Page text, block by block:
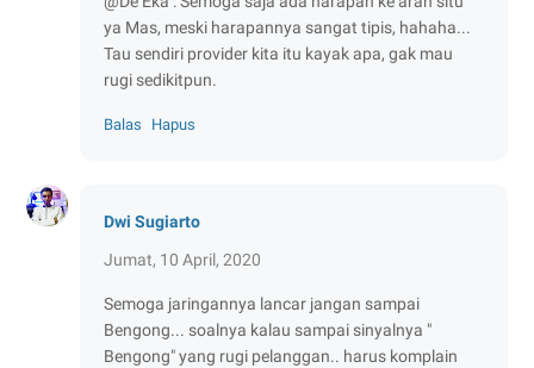
ya Mas, meski harapannya sangat tipis, hahaha...
Tau sendiri provider kita itu kayak apa, gak mau
rugi sedikitpun.
Balas Hapus
Dwi Sugiarto
Jumat, 10 April, 2020
Semoga jaringannya lancar jangan sampai
Bengong... soalnya kalau sampai sinyalnya "
Bengong" yang rugi pelanggan.. harus komplain